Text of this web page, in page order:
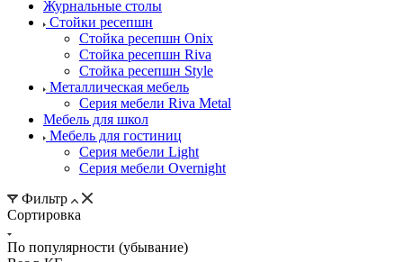
Журнальные столы
Стойки ресепшн
Стойка ресепшн Onix
Стойка ресепшн Riva
Стойка ресепшн Style
Металлическая мебель
Серия мебели Riva Metal
Мебель для школ
Мебель для гостиниц
Серия мебели Light
Серия мебели Overnight
Фильтр
Сортировка
По популярности (убывание)